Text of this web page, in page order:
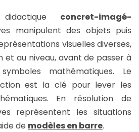
concret-imagé-
manipulent des objets puis
visuelles diverses,
et au niveau, avant de passer à
mathématiques. Le
est la clé pour lever les
En résolution de
représentent les situations
de modèles en barre.